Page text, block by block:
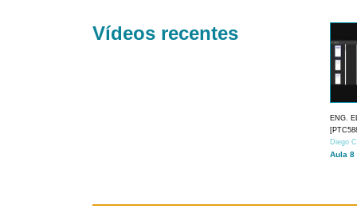
Vídeos recentes
ENG.
Diego
Aula 8